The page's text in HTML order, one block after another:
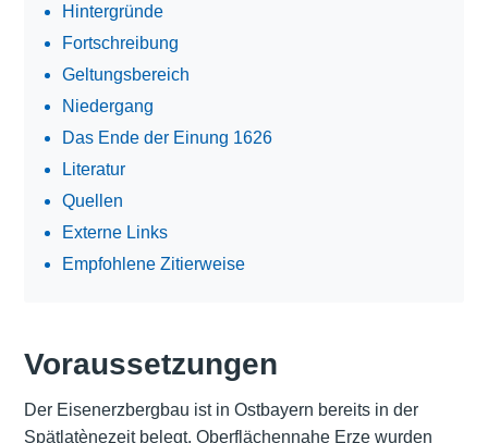
Hintergründe
Fortschreibung
Geltungsbereich
Niedergang
Das Ende der Einung 1626
Literatur
Quellen
Externe Links
Empfohlene Zitierweise
Voraussetzungen
Der Eisenerzbergbau ist in Ostbayern bereits in der
Spätlatènezeit belegt. Oberflächennahe Erze wurden